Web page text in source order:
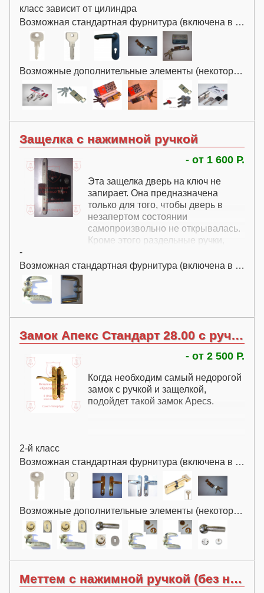
класс зависит от цилиндра
Возможная стандартная фурнитура (включена в цену):
Возможные дополнительные элементы (некоторые за дополнительную плату):
Защелка с нажимной ручкой
- от 1 600 Р.
Эта защелка дверь на ключ не
запирает. Она предназначена
только для того, чтобы дверь в
незапертом состоянии
самопроизвольно не открывалась.
Кроме этого раздельные ручки,
защелка, очень хорошо выглядят.
-
Возможная стандартная фурнитура (включена в цену):
Замок Апекс Стандарт 28.00 с ручкой на планке
- от 2 500 Р.
Когда необходим самый недорогой
замок с ручкой и защелкой,
подойдет такой замок Apecs.
2-й класс
Возможная стандартная фурнитура (включена в цену):
Возможные дополнительные элементы (некоторые за дополнительную плату):
Меттем с нажимной ручкой (без н. с.) зв9 143.0.0